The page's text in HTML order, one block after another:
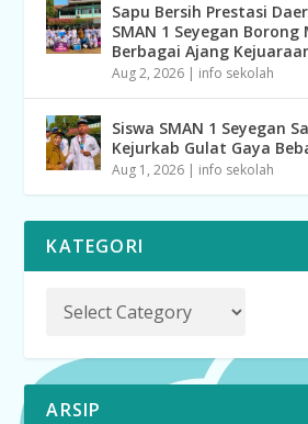
Sapu Bersih Prestasi
SMAN 1 Seyegan Borong
Berbagai Ajang
Aug 2, 2026 | info sekolah
Siswa SMAN 1 Seyegan
Kejurkab Gulat Gaya
Aug 1, 2026 | info sekolah
KATEGORI
ARSIP